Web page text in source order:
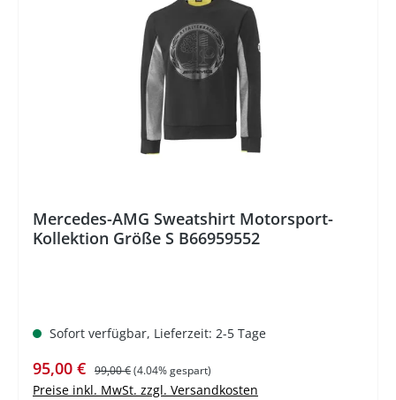
Mercedes-AMG Sweatshirt Motorsport-
Kollektion Größe S B66959552
Sofort verfügbar, Lieferzeit: 2-5 Tage
Verkaufspreis:
95,00 € Regulärer Preis:
99,00 €(4.04% gespart)
Preise inkl. MwSt. zzgl. Versandkosten